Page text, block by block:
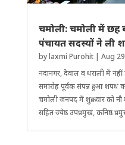
चमोली: चमोली में छह
पंचायत सदस्यों ने ली
bylaxmi Purohit| Aug
नंदानगर, देवाल व थराली में
समारोह पूर्वक संपन्न हुआ शपथ
चमोली जनपद में शुक्रवार को
सहित ज्येष्ठ उपप्रमुख, कनिष्ठ